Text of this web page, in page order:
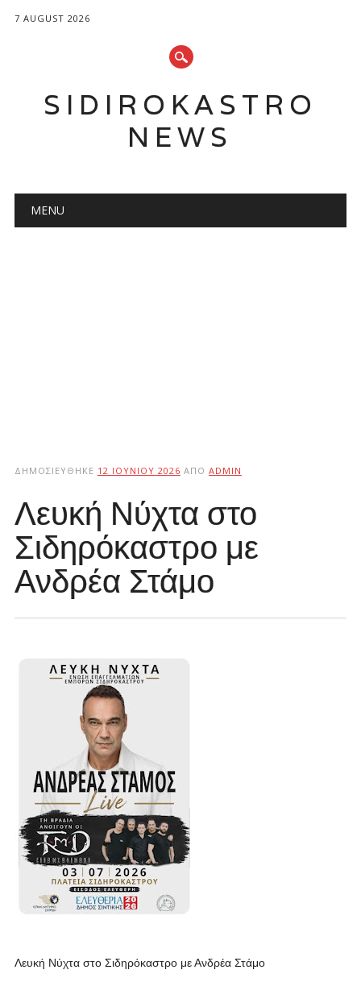
7 AUGUST 2026
SIDIROKASTRO
NEWS
Main menu
MENU
ΔΗΜΟΣΙΕΎΘΗΚΕ 12 ΙΟΥΝΊΟΥ 2026 ΑΠΌ ADMIN
Λευκή Νύχτα στο
Σιδηρόκαστρο με
Ανδρέα Στάμο
Λευκή Νύχτα στο Σιδηρόκαστρο με Ανδρέα Στάμο